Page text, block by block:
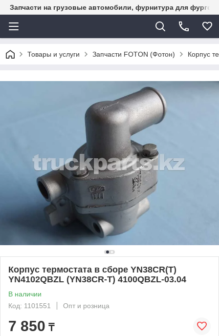
Запчасти на грузовые автомобили, фурнитура для
Товары и услуги Запчасти FOTON (Фотон) Корпус
Корпус термостата в сборе YN38CR(T)
YN4102QBZL (YN38CR-T) 4100QBZL-03.04
В наличии
Код: 1101551
Опт и розница
7 850 ₸